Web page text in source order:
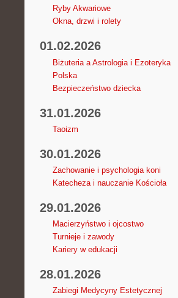
Ryby Akwariowe
Okna, drzwi i rolety
01.02.2026
Biżuteria a Astrologia i Ezoteryka
Polska
Bezpieczeństwo dziecka
31.01.2026
Taoizm
30.01.2026
Zachowanie i psychologia koni
Katecheza i nauczanie Kościoła
29.01.2026
Macierzyństwo i ojcostwo
Turnieje i zawody
Kariery w edukacji
28.01.2026
Zabiegi Medycyny Estetycznej